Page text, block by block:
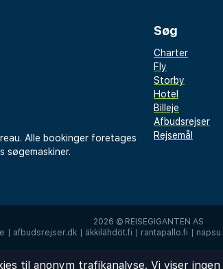
Alle bookinger foretages
søgemaskiner.
Søg
Charter
Fly
Storby
Hotel
Billeje
Afbudsrejser
Rejsemål
2026 © REISEGIGANTEN AS
afbudsrejser.dk äkkilähdöt.fi rantapallo.fi
til anonym trafikanalyse. Vi viser